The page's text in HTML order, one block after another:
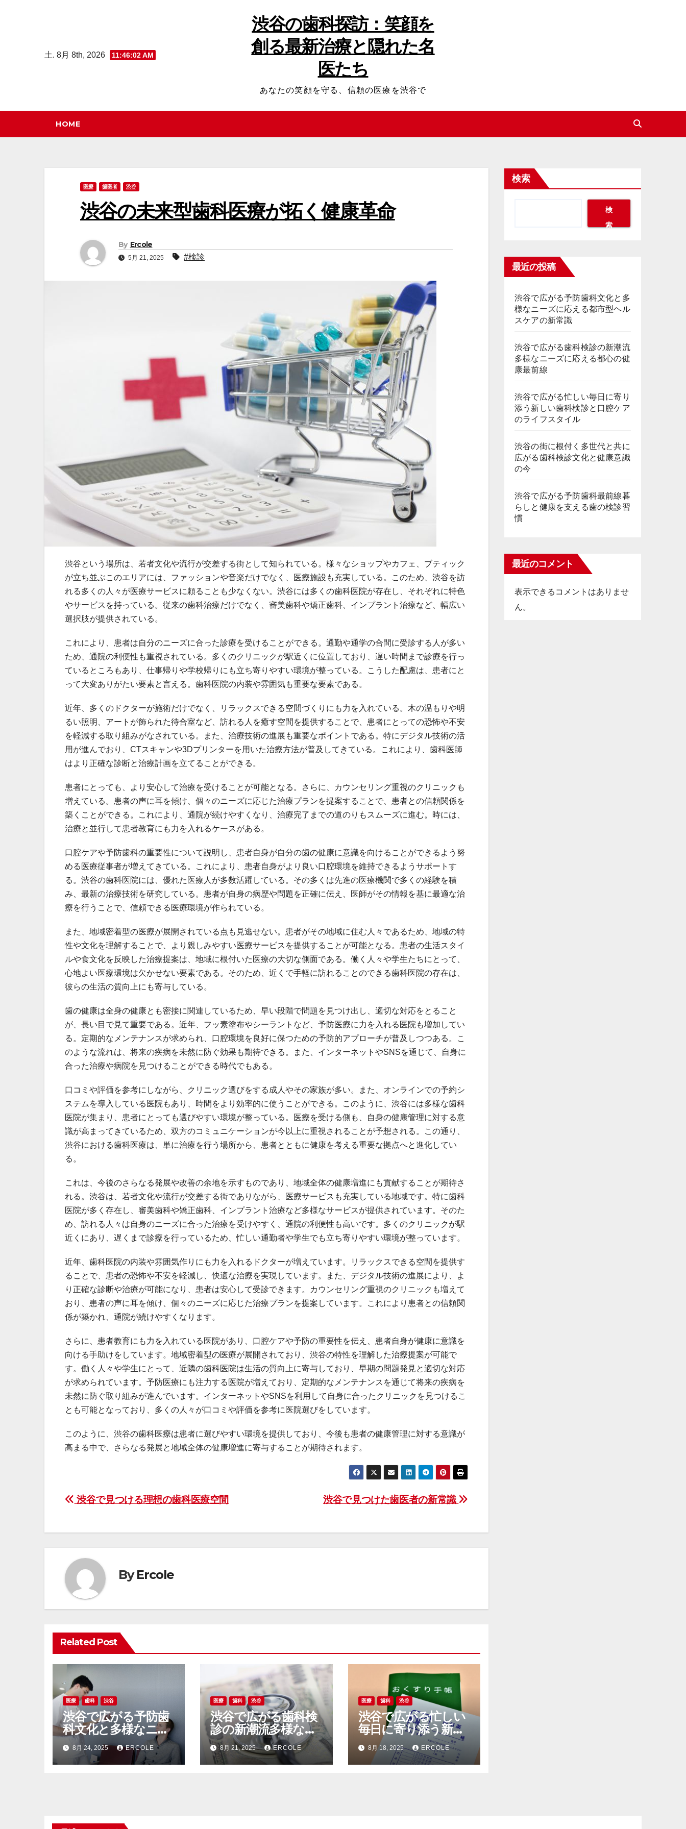
土. 8月 8th, 2026 11:46:03 AM
渋谷の歯科探訪：笑顔を
創る最新治療と隠れた名
医たち
あなたの笑顔を守る、信頼の医療を渋谷で
HOME
医療 歯医者 渋谷
渋谷の未来型歯科医療が拓く健康革命
By Ercole
5月 21, 2025 #検診
渋谷という場所は、若者文化や流行が交差する街として知られている。 様々なショップやカフェ、ブティック
が立ち並ぶこのエリアには、ファッションや音楽だけでなく、医療施設も充実している。このため、渋谷を訪
れる多くの人々が医療サービスに頼ることも少なくない。渋谷には多くの歯科医院が存在し、それぞれに特色
やサービスを持っている。従来の歯科治療だけでなく、審美歯科や矯正歯科、インプラント治療など、幅広い
選択肢が提供されている。
これにより、患者は自分のニーズに合った診療を受けることができる。通勤や通学の合間に受診する人が多い
ため、通院の利便性も重視されている。多くのクリニックが駅近くに位置しており、遅い時間まで診療を行っ
ているところもあり、仕事帰りや学校帰りにも立ち寄りやすい環境が整っている。こうした配慮は、患者にと
って大変ありがたい要素と言える。歯科医院の内装や雰囲気も重要な要素である。
近年、多くのドクターが施術だけでなく、リラックスできる空間づくりにも力を入れている。木の温もりや明
るい照明、アートが飾られた待合室など、訪れる人を癒す空間を提供することで、患者にとっての恐怖や不安
を軽減する取り組みがなされている。また、治療技術の進展も重要なポイントである。特にデジタル技術の活
用が進んでおり、CTスキャンや3Dプリンターを用いた治療方法が普及してきている。これにより、歯科医師
はより正確な診断と治療計画を立てることができる。
患者にとっても、より安心して治療を受けることが可能となる。さらに、カウンセリング重視のクリニックも
増えている。患者の声に耳を傾け、個々のニーズに応じた治療プランを提案することで、患者との信頼関係を
築くことができる。これにより、通院が続けやすくなり、治療完了までの道のりもスムーズに進む。時には、
治療と並行して患者教育にも力を入れるケースがある。
口腔ケアや予防歯科の重要性について説明し、患者自身が自分の歯の健康に意識を向けることができるよう努
める医療従事者が増えてきている。これにより、患者自身がより良い口腔環境を維持できるようサポートす
る。渋谷の歯科医院には、優れた医療人が多数活躍している。その多くは先進の医療機関で多くの経験を積
み、最新の治療技術を研究している。患者が自身の病歴や問題を正確に伝え、医師がその情報を基に最適な治
療を行うことで、信頼できる医療環境が作られている。
また、地域密着型の医療が展開されている点も見逃せない。患者がその地域に住む人々であるため、地域の特
性や文化を理解することで、より親しみやすい医療サービスを提供することが可能となる。患者の生活スタイ
ルや食文化を反映した治療提案は、地域に根付いた医療の大切な側面である。働く人々や学生たちにとって、
心地よい医療環境は欠かせない要素である。そのため、近くで手軽に訪れることのできる歯科医院の存在は、
彼らの生活の質向上にも寄与している。
歯の健康は全身の健康とも密接に関連しているため、早い段階で問題を見つけ出し、適切な対応をとること
が、長い目で見て重要である。近年、フッ素塗布やシーラントなど、予防医療に力を入れる医院も増加してい
る。定期的なメンテナンスが求められ、口腔環境を良好に保つための予防的アプローチが普及しつつある。こ
のような流れは、将来の疾病を未然に防ぐ効果も期待できる。また、インターネットやSNSを通じて、自身に
合った治療や病院を見つけることができる時代でもある。
口コミや評価を参考にしながら、クリニック選びをする成人やその家族が多い。また、オンラインでの予約シ
ステムを導入している医院もあり、時間をより効率的に使うことができる。このように、渋谷には多様な歯科
医院が集まり、患者にとっても選びやすい環境が整っている。医療を受ける側も、自身の健康管理に対する意
識が高まってきているため、双方のコミュニケーションが今以上に重視されることが予想される。この通り、
渋谷における歯科医療は、単に治療を行う場所から、患者とともに健康を考える重要な拠点へと進化してい
る。
これは、今後のさらなる発展や改善の余地を示すものであり、地域全体の健康増進にも貢献することが期待さ
れる。渋谷は、若者文化や流行が交差する街でありながら、医療サービスも充実している地域です。特に歯科
医院が多く存在し、審美歯科や矯正歯科、インプラント治療など多様なサービスが提供されています。そのた
め、訪れる人々は自身のニーズに合った治療を受けやすく、通院の利便性も高いです。多くのクリニックが駅
近くにあり、遅くまで診療を行っているため、忙しい通勤者や学生でも立ち寄りやすい環境が整っています。
近年、歯科医院の内装や雰囲気作りにも力を入れるドクターが増えています。リラックスできる空間を提供す
ることで、患者の恐怖や不安を軽減し、快適な治療を実現しています。また、デジタル技術の進展により、よ
り正確な診断や治療が可能になり、患者は安心して受診できます。カウンセリング重視のクリニックも増えて
おり、患者の声に耳を傾け、個々のニーズに応じた治療プランを提案しています。これにより患者との信頼関
係が築かれ、通院が続けやすくなります。
さらに、患者教育にも力を入れている医院があり、口腔ケアや予防の重要性を伝え、患者自身が健康に意識を
向ける手助けをしています。地域密着型の医療が展開されており、渋谷の特性を理解した治療提案が可能で
す。働く人々や学生にとって、近隣の歯科医院は生活の質向上に寄与しており、早期の問題発見と適切な対応
が求められています。予防医療にも注力する医院が増えており、定期的なメンテナンスを通じて将来の疾病を
未然に防ぐ取り組みが進んでいます。インターネットやSNSを利用して自身に合ったクリニックを見つけるこ
とも可能となっており、多くの人々が口コミや評価を参考に医院選びをしています。
このように、渋谷の歯科医療は患者に選びやすい環境を提供しており、今後も患者の健康管理に対する意識が
高まる中で、さらなる発展と地域全体の健康増進に寄与することが期待されます。
投
ビ
ゲ
ー
シ
ョ
ン
渋谷で見つけた歯医者の新常識
渋谷で見つける理想の歯科医療空間
ByErcole
Related Post
医療 歯科 渋谷
渋谷で広がる予防歯
科文化と多様なニー
ズに応える都市型ヘ
ルスケアの新常識
8月 24, 2025 ERCOLE
医療 歯科 渋谷
渋谷で広がる歯科検
診の新潮流多様なニ
ーズに応える都心の
健康最前線
8月 21, 2025 ERCOLE
医療 歯科 渋谷
渋谷で広がる忙しい
毎日に寄り添う新し
い歯科検診と口腔ケ
アのライフスタイル
8月 18, 2025 ERCOLE
検索
検
索
最近の投稿
渋谷で広がる予防歯科文化と多
様なニーズに応える都市型ヘル
スケアの新常識
渋谷で広がる歯科検診の新潮流
多様なニーズに応える都心の健
康最前線
渋谷で広がる忙しい毎日に寄り
添う新しい歯科検診と口腔ケア
のライフスタイル
渋谷の街に根付く多世代と共に
広がる歯科検診文化と健康意識
の今
渋谷で広がる予防歯科最前線暮
らしと健康を支える歯の検診習
慣
最近のコメント
表示できるコメントはありませ
ん。